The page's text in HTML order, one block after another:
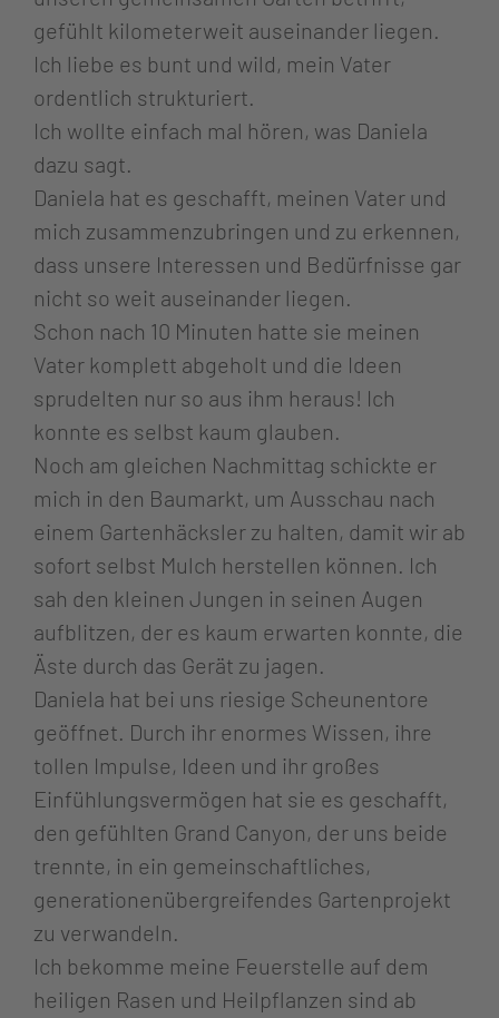
gefühlt kilometerweit auseinander liegen.
Ich liebe es bunt und wild, mein Vater
ordentlich strukturiert.
Ich wollte einfach mal hören, was Daniela
dazu sagt.
Daniela hat es geschafft, meinen Vater und
mich zusammenzubringen und zu erkennen,
dass unsere Interessen und Bedürfnisse gar
nicht so weit auseinander liegen.
Schon nach 10 Minuten hatte sie meinen
Vater komplett abgeholt und die Ideen
sprudelten nur so aus ihm heraus! Ich
konnte es selbst kaum glauben.
Noch am gleichen Nachmittag schickte er
mich in den Baumarkt, um Ausschau nach
einem Gartenhäcksler zu halten, damit wir ab
sofort selbst Mulch herstellen können. Ich
sah den kleinen Jungen in seinen Augen
aufblitzen, der es kaum erwarten konnte, die
Äste durch das Gerät zu jagen.
Daniela hat bei uns riesige Scheunentore
geöffnet. Durch ihr enormes Wissen, ihre
tollen Impulse, Ideen und ihr großes
Einfühlungsvermögen hat sie es geschafft,
den gefühlten Grand Canyon, der uns beide
trennte, in ein gemeinschaftliches,
generationenübergreifendes Gartenprojekt
zu verwandeln.
Ich bekomme meine Feuerstelle auf dem
heiligen Rasen und Heilpflanzen sind ab